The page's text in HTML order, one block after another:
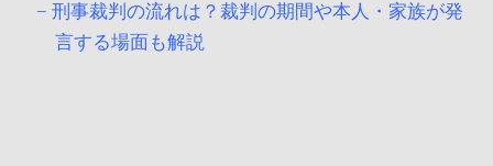
刑事裁判の流れは？裁判の期間や本人・家族が発
言する場面も解説